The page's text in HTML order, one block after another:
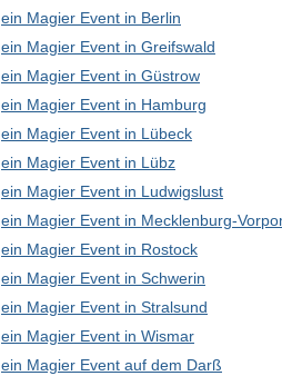
ein Magier Event in Berlin
ein Magier Event in Greifswald
ein Magier Event in Güstrow
ein Magier Event in Hamburg
ein Magier Event in Lübeck
ein Magier Event in Lübz
ein Magier Event in Ludwigslust
ein Magier Event in Mecklenburg-
ein Magier Event in Rostock
ein Magier Event in Schwerin
ein Magier Event in Stralsund
ein Magier Event in Wismar
ein Magier Event auf dem Darß